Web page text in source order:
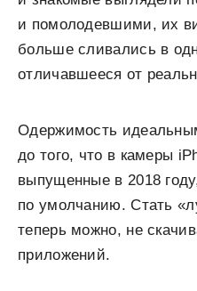
и помолодевшими, их
больше сливались в
отличавшееся от
Одержимость
до того, что в камеры
выпущенные в 2018
по умолчанию. Стать
теперь можно, не
приложений.